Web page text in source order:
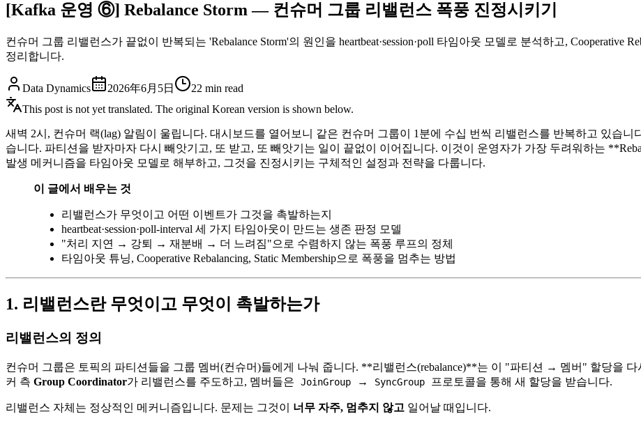
[Kafka 운영 ⑥] Rebalance Storm — 컨슈머 그룹 리밸런스 폭풍 진정시키기
컨슈머 그룹 리밸런스가 끝없이 반복되는 'Rebalance Storm'의 원인을 heartbeat·session·poll 타임아웃 모델로 분석하고, Cooperative
정리합니다.
Data Dynamics 2026年6月5日 22 min read
This post is not yet translated. The original Korean version is shown below.
새벽 2시, 컨슈머 랙(lag) 알림이 울립니다. 대시보드를 열어보니 같은 컨슈머 그룹이 1분에 수십 번씩 리밸런스를 반복하고 있습
습니다. 파티션을 받자마자 다시 빼앗기고, 또 받고, 또 빼앗기는 일이 끝없이 이어집니다. 이것이 운영자가 가장 두려워하는
발생 메커니즘을 타임아웃 모델로 해부하고, 그것을 진정시키는 구체적인 설정과 전략을 다룹니다.
이 글에서 배우는 것
리밸런스가 무엇이고 어떤 이벤트가 그것을 촉발하는지
heartbeat·session·poll-interval 세 가지 타임아웃이 만드는 생존 판정 모델
"처리 지연 → 강퇴 → 재분배 → 더 느려짐"으로 수렴하지 않는 폭풍 루프의 정체
타임아웃 튜닝, Cooperative Rebalancing, Static Membership으로 폭풍을 멈추는 방법
1. 리밸런스란 무엇이고 무엇이 촉발하는가
리밸런스의 정의
컨슈머 그룹은 토픽의 파티션들을 그룹 멤버(컨슈머)들에게 나눠 줍니다. **리밸런스(rebalance)**는 이 "파티션 → 멤버" 할당을
커 측 Group Coordinator가 리밸런스를 주도하고, 멤버들은 JoinGroup → SyncGroup 프로토콜을 통해 새 할당을 받습니다.
리밸런스 자체는 정상적인 메커니즘입니다. 문제는 그것이 너무 자주, 멈추지 않고 일어날 때입니다.